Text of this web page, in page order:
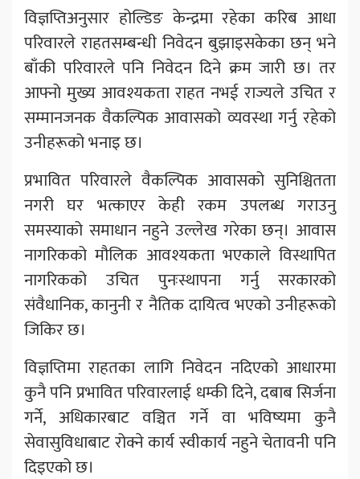
विज्ञप्तिअनुसार होल्डिङ केन्द्रमा रहेका करिब आधा
परिवारले राहतसम्बन्धी निवेदन बुझाइसकेका छन् भने
बाँकी परिवारले पनि निवेदन दिने क्रम जारी छ। तर
आफ्नो मुख्य आवश्यकता राहत नभई राज्यले उचित र
सम्मानजनक वैकल्पिक आवासको व्यवस्था गर्नु रहेको
उनीहरूको भनाइ छ।
प्रभावित परिवारले वैकल्पिक आवासको सुनिश्चितता
नगरी घर भत्काएर केही रकम उपलब्ध गराउनु
समस्याको समाधान नहुने उल्लेख गरेका छन्। आवास
नागरिकको मौलिक आवश्यकता भएकाले विस्थापित
नागरिकको उचित पुनःस्थापना गर्नु सरकारको
संवैधानिक, कानुनी र नैतिक दायित्व भएको उनीहरूको
जिकिर छ।
विज्ञप्तिमा राहतका लागि निवेदन नदिएको आधारमा
कुनै पनि प्रभावित परिवारलाई धम्की दिने, दबाब सिर्जना
गर्ने, अधिकारबाट वञ्चित गर्ने वा भविष्यमा कुनै
सेवासुविधाबाट रोक्ने कार्य स्वीकार्य नहुने चेतावनी पनि
दिइएको छ।